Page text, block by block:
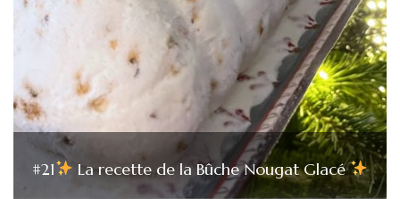
#21 La recette de la Bûche Nougat Glacé